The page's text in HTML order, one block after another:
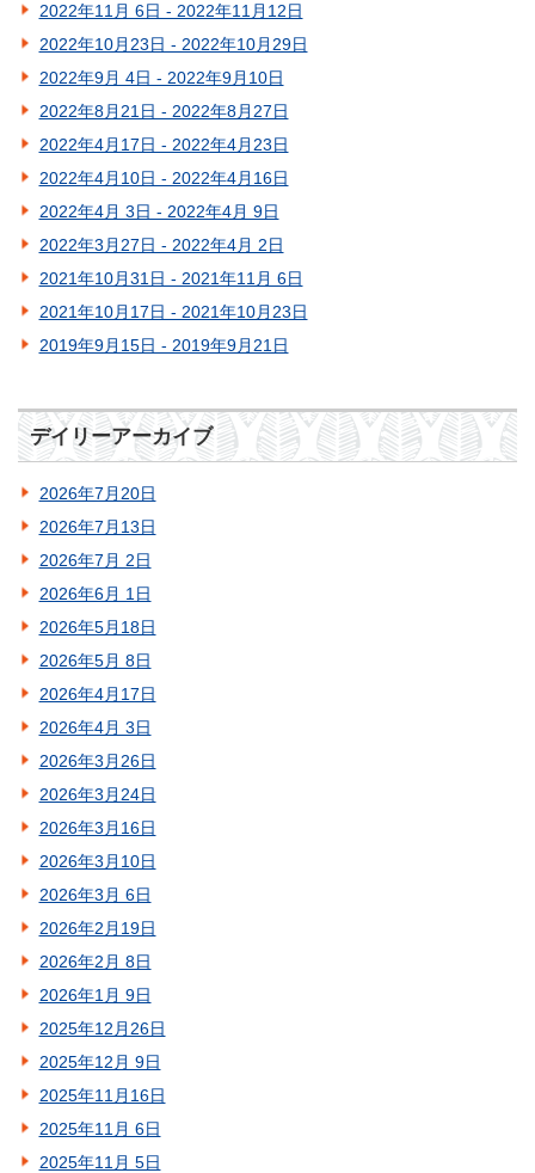
2022年11月 6日 - 2022年11月12日
2022年10月23日 - 2022年10月29日
2022年9月 4日 - 2022年9月10日
2022年8月21日 - 2022年8月27日
2022年4月17日 - 2022年4月23日
2022年4月10日 - 2022年4月16日
2022年4月 3日 - 2022年4月 9日
2022年3月27日 - 2022年4月 2日
2021年10月31日 - 2021年11月 6日
2021年10月17日 - 2021年10月23日
2019年9月15日 - 2019年9月21日
デイリーアーカイブ
2026年7月20日
2026年7月13日
2026年7月 2日
2026年6月 1日
2026年5月18日
2026年5月 8日
2026年4月17日
2026年4月 3日
2026年3月26日
2026年3月24日
2026年3月16日
2026年3月10日
2026年3月 6日
2026年2月19日
2026年2月 8日
2026年1月 9日
2025年12月26日
2025年12月 9日
2025年11月16日
2025年11月 6日
2025年11月 5日